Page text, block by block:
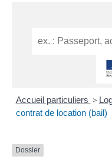
Accueil particuliers >
contrat de location (bail)
Dossier